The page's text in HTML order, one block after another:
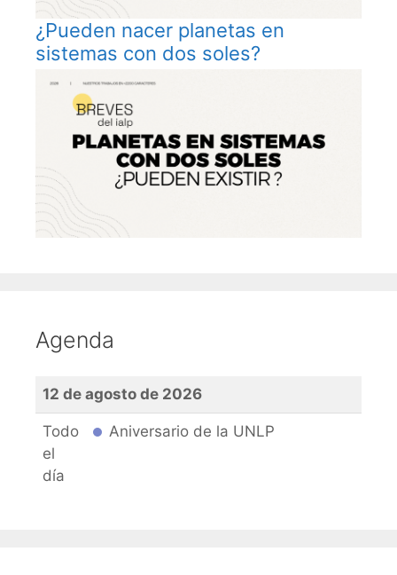
¿Pueden nacer planetas en
sistemas con dos soles?
Agenda
12 de agosto de 2026
Todo
el
día
Aniversario de la UNLP